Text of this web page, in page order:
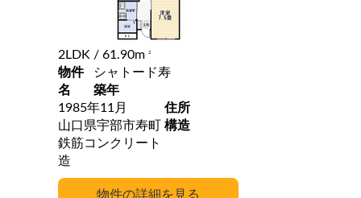
2LDK / 61.90m 2
物件
名
シャトード寿
築年
1985年11月
住所
山口県宇部市寿町
構造
鉄筋コンクリート
造